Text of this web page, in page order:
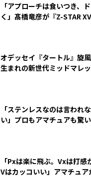
「アプローチは食いつき、
く」髙橋竜彦が『Z-STAR
オデッセイ『タートル』旋
生まれの新世代ミッドマレ
「ステンレスなのは言われ
い」プロもアマチュアも驚
「Pxは楽に飛ぶ。Vxは打感
Vはカッコいい」アマチュア